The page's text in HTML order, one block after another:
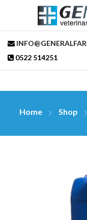
0522 514251
Home Shop